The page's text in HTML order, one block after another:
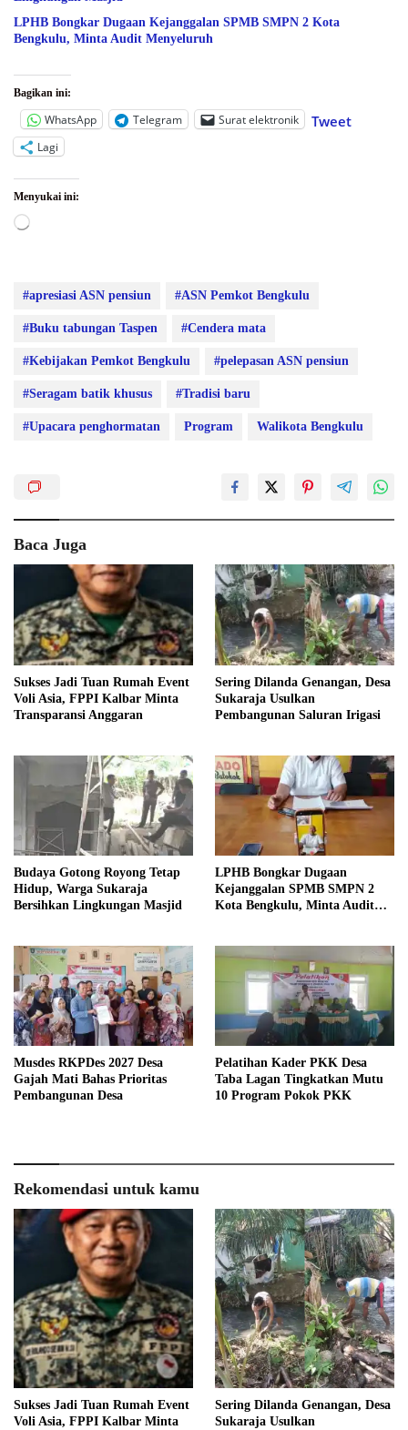
LPHB Bongkar Dugaan Kejanggalan SPMB SMPN 2 Kota
Bengkulu, Minta Audit Menyeluruh
Bagikan ini:
WhatsApp Telegram Surat elektronik Tweet
Lagi
Menyukai ini:
Memuat...
#apresiasi ASN pensiun #ASN Pemkot Bengkulu
#Buku tabungan Taspen #Cendera mata
#Kebijakan Pemkot Bengkulu #pelepasan ASN pensiun
#Seragam batik khusus #Tradisi baru
#Upacara penghormatan Program Walikota Bengkulu
Baca Juga
Sukses Jadi Tuan Rumah Event
Voli Asia, FPPI Kalbar Minta
Transparansi Anggaran
Sering Dilanda Genangan, Desa
Sukaraja Usulkan
Pembangunan Saluran Irigasi
Budaya Gotong Royong Tetap
Hidup, Warga Sukaraja
Bersihkan Lingkungan Masjid
LPHB Bongkar Dugaan
Kejanggalan SPMB SMPN 2
Kota Bengkulu, Minta Audit
Musdes RKPDes 2027 Desa
Gajah Mati Bahas Prioritas
Pembangunan Desa
Pelatihan Kader PKK Desa
Taba Lagan Tingkatkan Mutu
10 Program Pokok PKK
Rekomendasi untuk kamu
Sukses Jadi Tuan Rumah Event
Voli Asia, FPPI Kalbar Minta
Sering Dilanda Genangan, Desa
Sukaraja Usulkan